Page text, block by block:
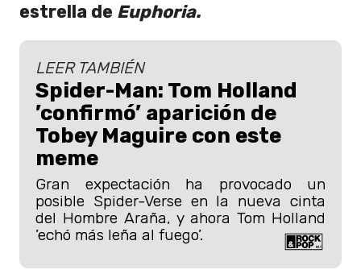
estrella de Euphoria.
LEER TAMBIÉN
Spider-Man: Tom Holland
’confirmó’ aparición de
Tobey Maguire con este
meme
Gran expectación ha provocado un
posible Spider-Verse en la nueva cinta
del Hombre Araña, y ahora Tom Holland
’echó más leña al fuego’.